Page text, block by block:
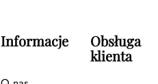
Informacje
Obsługa
klienta